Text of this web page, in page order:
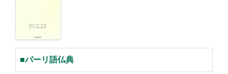
■パーリ語仏典